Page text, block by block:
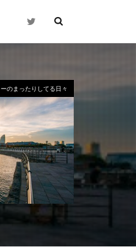
のまったりしてる日々